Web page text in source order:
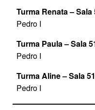
Turma Renata – Sala
Pedro I
Turma Paula – Sala
Pedro I
Turma Aline – Sala
Pedro I